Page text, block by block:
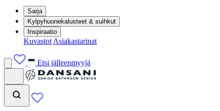
Sarja
Kylpyhuonekalusteet & suihkut
Inspiraatio
Kuvastot Asiakastarinat
Etsi jälleenmyyjä